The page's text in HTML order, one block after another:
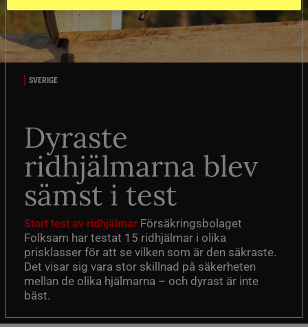
SVERIGE
Dyraste
ridhjälmarna blev
sämst i test
Stort test av ridhjälmar Försäkringsbolaget
Folksam har testat 15 ridhjälmar i olika
prisklasser för att se vilken som är den säkraste.
Det visar sig vara stor skillnad på säkerheten
mellan de olika hjälmarna – och dyrast är inte
bäst.